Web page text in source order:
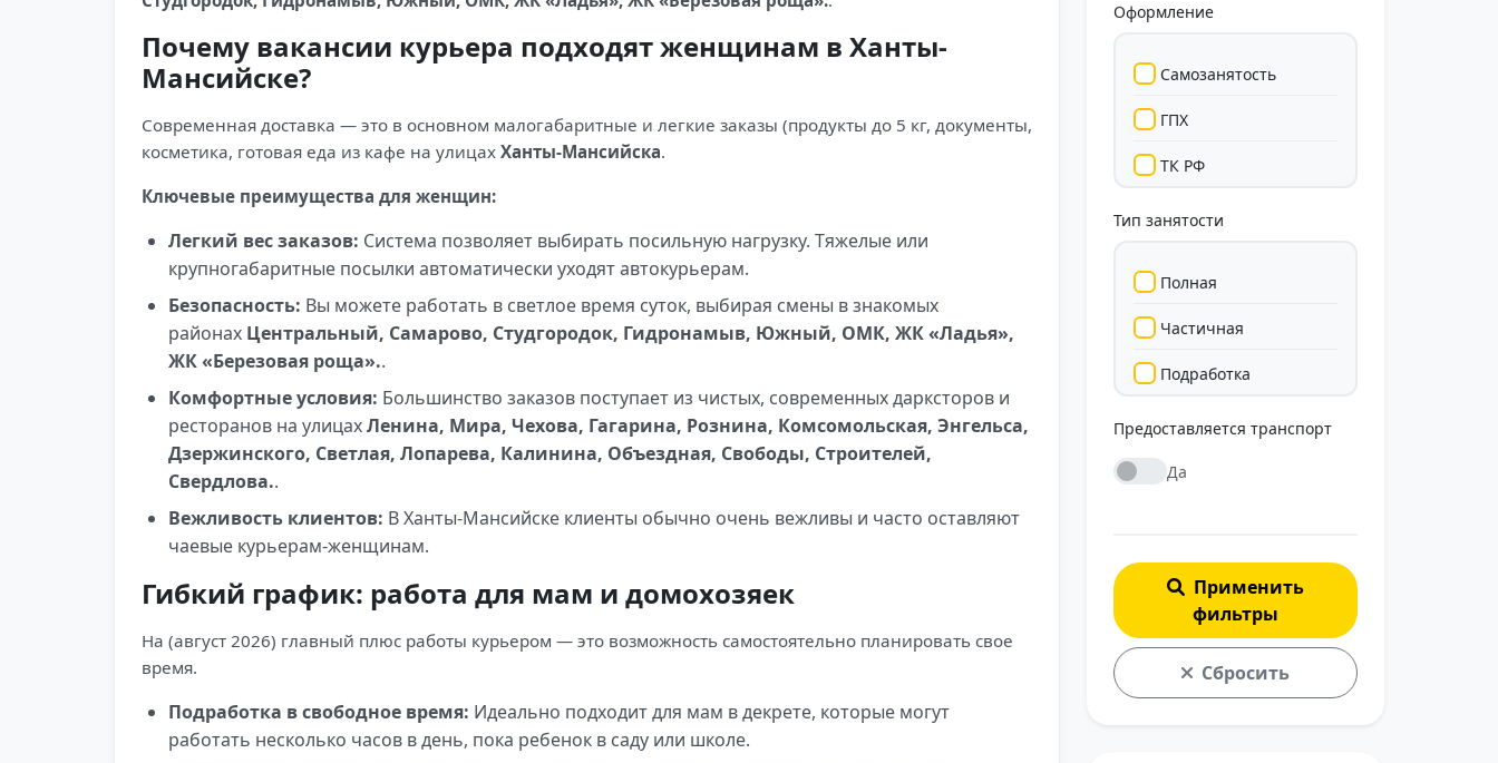
Оформление
Самозанятость
ГПХ
ТК РФ
Тип занятости
Полная
Частичная
Подработка
Предоставляется транспорт
Да
Применить
фильтры
Сбросить
Почему вакансии курьера подходят женщинам в Ханты-
Мансийске?
Современная доставка — это в основном малогабаритные и легкие заказы (продукты до 5 кг, документы,
косметика, готовая еда из кафе на улицах Ханты-Мансийска.
Ключевые преимущества для женщин:
Легкий вес заказов: Система позволяет выбирать посильную нагрузку. Тяжелые или
крупногабаритные посылки автоматически уходят автокурьерам.
Безопасность: Вы можете работать в светлое время суток, выбирая смены в знакомых
районах Центральный, Самарово, Студгородок, Гидронамыв, Южный, ОМК, ЖК «Ладья»,
ЖК «Березовая роща»..
Комфортные условия: Большинство заказов поступает из чистых, современных дарксторов и
ресторанов на улицахЛенина, Мира, Чехова, Гагарина, Рознина, Комсомольская, Энгельса,
Дзержинского, Светлая, Лопарева, Калинина, Объездная, Свободы, Строителей,
Свердлова..
Вежливость клиентов: В Ханты-Мансийске клиенты обычно очень вежливы и часто оставляют
чаевые курьерам-женщинам.
Гибкий график: работа для мам и домохозяек
На (август 2026) главный плюс работы курьером — это возможность самостоятельно планировать свое
время.
Подработка в свободное время: Идеально подходит для мам в декрете, которые могут
работать несколько часов в день, пока ребенок в саду или школе.